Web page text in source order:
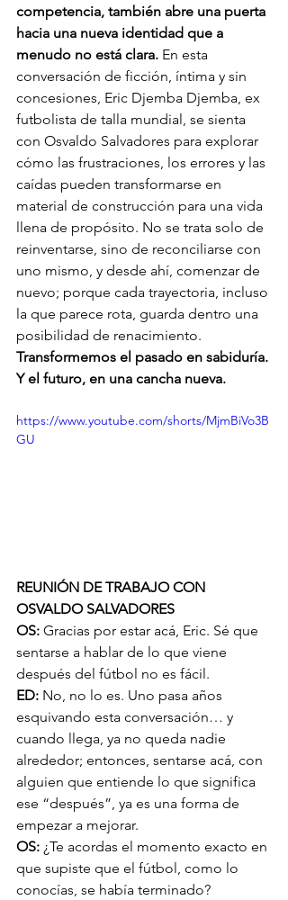
competencia, también abre una puerta
hacia una nueva identidad que a
menudo no está clara. En esta
conversación de ficción, íntima y sin
concesiones, Eric Djemba Djemba, ex
futbolista de talla mundial, se sienta
con Osvaldo Salvadores para explorar
cómo las frustraciones, los errores y las
caídas pueden transformarse en
material de construcción para una vida
llena de propósito. No se trata solo de
reinventarse, sino de reconciliarse con
uno mismo, y desde ahí, comenzar de
nuevo; porque cada trayectoria, incluso
la que parece rota, guarda dentro una
posibilidad de renacimiento.
Transformemos el pasado en sabiduría.
Y el futuro, en una cancha nueva.
https://www.youtube.com/shorts/MjmBiVo3B
GU
REUNIÓN DE TRABAJO CON
OSVALDO SALVADORES
OS: Gracias por estar acá, Eric. Sé que
sentarse a hablar de lo que viene
después del fútbol no es fácil.
ED: No, no lo es. Uno pasa años
esquivando esta conversación… y
cuando llega, ya no queda nadie
alrededor; entonces, sentarse acá, con
alguien que entiende lo que significa
ese “después”, ya es una forma de
empezar a mejorar.
OS: ¿Te acordas el momento exacto en
que supiste que el fútbol, como lo
conocías, se había terminado?